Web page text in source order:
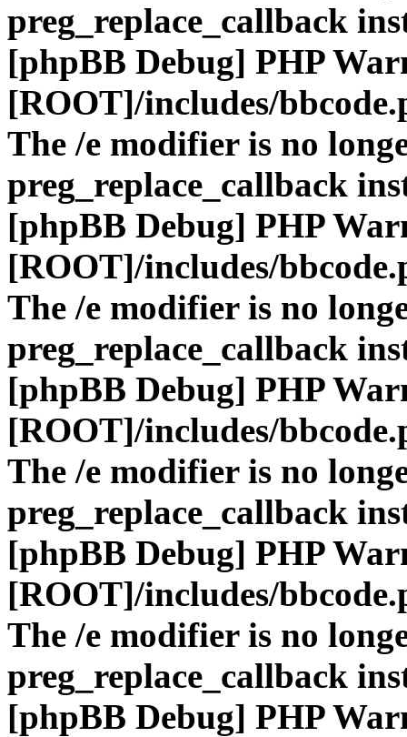
preg_replace_callback
[phpBB Debug] PHP
[ROOT]/includes/
The /e modifier is no
preg_replace_callback
[phpBB Debug] PHP
[ROOT]/includes/
The /e modifier is no
preg_replace_callback
[phpBB Debug] PHP
[ROOT]/includes/
The /e modifier is no
preg_replace_callback
[phpBB Debug] PHP
[ROOT]/includes/
The /e modifier is no
preg_replace_callback
[phpBB Debug] PHP